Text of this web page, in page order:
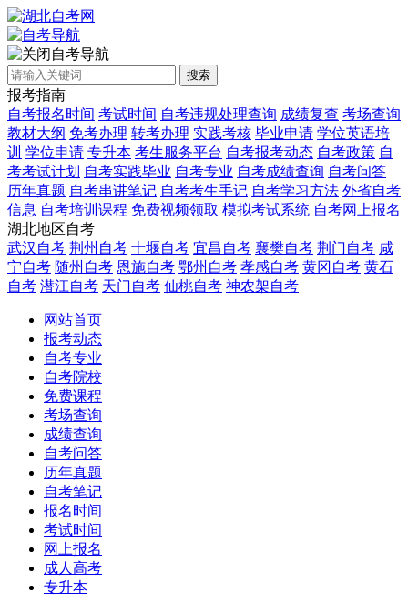
自考导航
搜索
报考指南
自考报名时间 考试时间 自考违规处理查询 成绩复查 考场查询
教材大纲 免考办理 转考办理 实践考核 毕业申请 学位英语培
训 学位申请 专升本 考生服务平台 自考报考动态 自考政策 自
考考试计划 自考实践毕业 自考专业 自考成绩查询 自考问答
历年真题 自考串讲笔记 自考考生手记 自考学习方法 外省自考
信息 自考培训课程 免费视频领取 模拟考试系统 自考网上报名
湖北地区自考
武汉自考 荆州自考 十堰自考 宜昌自考 襄樊自考 荆门自考 咸
宁自考 随州自考 恩施自考 鄂州自考 孝感自考 黄冈自考 黄石
自考 潜江自考 天门自考 仙桃自考 神农架自考
网站首页
报考动态
自考专业
自考院校
免费课程
考场查询
成绩查询
自考问答
历年真题
自考笔记
报名时间
考试时间
网上报名
成人高考
专升本